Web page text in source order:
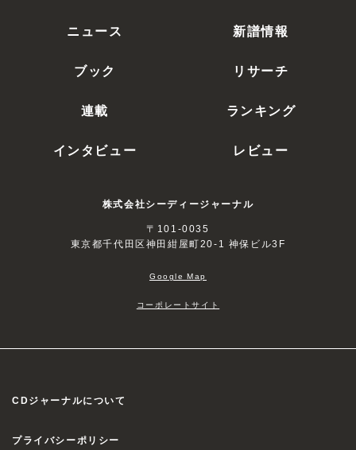
ニュース 新譜情報
ブック リサーチ
連載 ランキング
インタビュー レビュー
株式会社シーディージャーナル
〒101-0035
東京都千代田区神田紺屋町20-1 神保ビル3F
Google Map
コーポレートサイト
CDジャーナルについて
プライバシーポリシー